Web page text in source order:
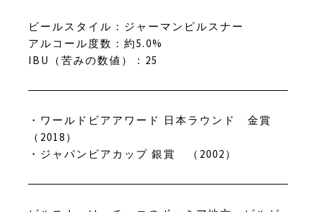
ビールスタイル：ジャーマンピルスナー
アルコール度数：約5.0%
IBU（苦みの数値）：25
・ワールドビアアワード 日本ラウンド 金賞
（2018）
・ジャパンビアカップ 銀賞 （2002）